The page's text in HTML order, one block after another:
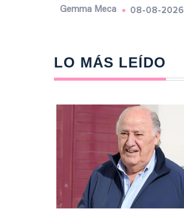
Gemma Meca 08-08-2026
LO MÁS LEÍDO